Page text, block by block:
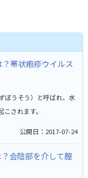
？帯状疱疹ウイルス
ぼうそう）と呼ばれ、水
されます。
公開日：2017-07-24
会陰部を介して腟